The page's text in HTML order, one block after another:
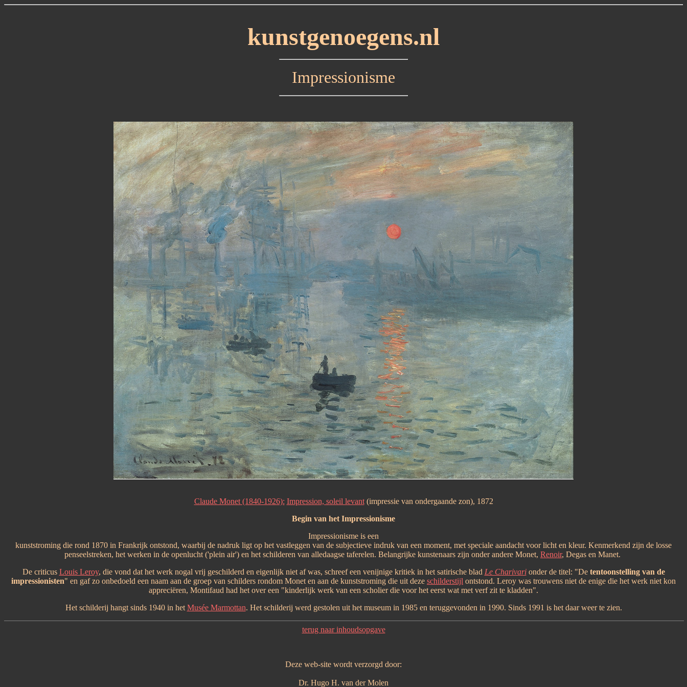
kunstgenoegens.nl
Impressionisme
Claude Monet (1840-1926): Impression, soleil levant(impressie van ondergaande zon), 1872
Begin van het Impressionisme
Impressionisme is een
kunststroming die rond 1870 in Frankrijk ontstond, waarbij de nadruk ligt op het vastleggen van de subjectieve indruk van een moment, met speciale aandacht voor licht en kleur. Kenmerkend zijn de losse
penseelstreken, het werken in de openlucht ('plein air') en het schilderen van alledaagse taferelen. Belangrijke kunstenaars zijn onder andere Monet, Renoir, Degas en Manet.
De criticus Louis Leroy, die vond dat het werk nogal vrij geschilderd en eigenlijk niet af was, schreef een venijnige kritiek in het satirische blad Le Charivarionder de titel: "De tentoonstelling van de
impressionisten" en gaf zo onbedoeld een naam aan de groep van schilders rondom Monet en aan de kunststroming die uit deze schilderstijl ontstond. Leroy was trouwens niet de enige die het werk niet kon
appreciëren, Montifaud had het over een "kinderlijk werk van een scholier die voor het eerst wat met verf zit te kladden".
Het schilderij hangt sinds 1940 in het Musée Marmottan. Het schilderij werd gestolen uit het museum in 1985 en teruggevonden in 1990. Sinds 1991 is het daar weer te zien.
terug naar inhoudsopgave
Deze web-site wordt verzorgd door:
Dr. Hugo H. van der Molen